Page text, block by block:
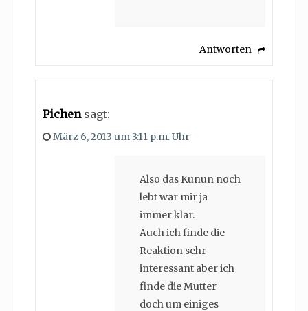
Antworten
Pichen sagt:
März 6, 2013 um 3:11 p.m. Uhr
Also das Kunun noch
lebt war mir ja
immer klar.
Auch ich finde die
Reaktion sehr
interessant aber ich
finde die Mutter
doch um einiges